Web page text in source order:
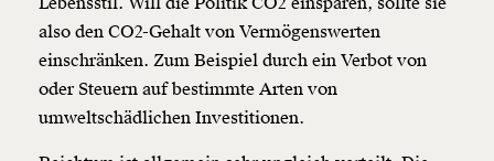
also den CO2-Gehalt von Vermögenswerten
einschränken. Zum Beispiel durch ein Verbot von
oder Steuern auf bestimmte Arten von
umweltschädlichen Investitionen.